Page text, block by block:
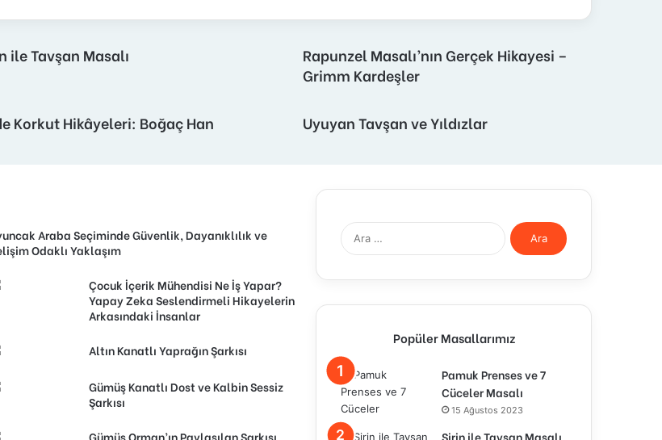
ile Tavşan Masalı
Rapunzel Masalı’nın Gerçek Hikayesi –
Grimm Kardeşler
Korkut Hikâyeleri: Boğaç Han Uyuyan Tavşan ve Yıldızlar
Araba Seçiminde Güvenlik, Dayanıklılık ve
Odaklı Yaklaşım
Çocuk İçerik Mühendisi Ne İş Yapar?
Yapay Zeka Seslendirmeli Hikayelerin
Arkasındaki İnsanlar
Altın Kanatlı Yaprağın Şarkısı
Gümüş Kanatlı Dost ve Kalbin Sessiz
Şarkısı
Gümüş Orman’ın Paylaşılan Şarkısı
Arama:
Popüler Masallarımız
Pamuk Prenses ve 7
Cüceler Masalı
15 Ağustos 2023
Şirin ile Tavşan Masalı